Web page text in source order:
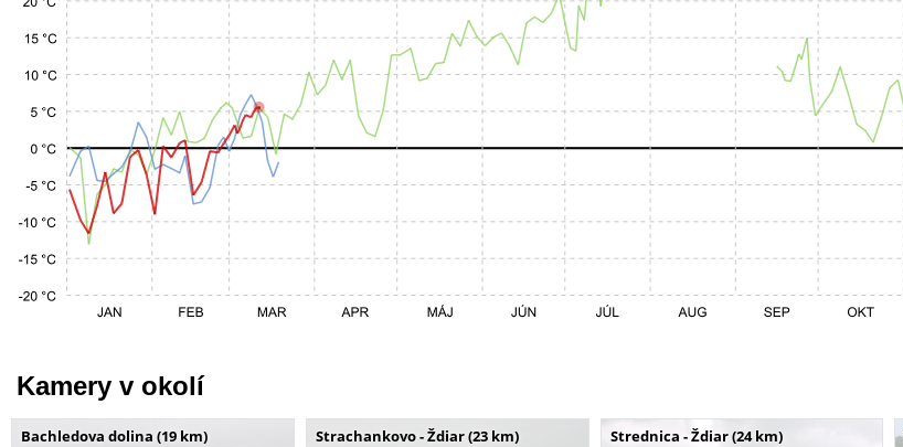
Kamery v okolí
Bachledova dolina (19 km) Strachankovo - Ždiar (23 km) Strednica - Ždiar (24 km)